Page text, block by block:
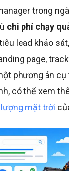
trong
chi phí chạy
lead khảo
page,
phương án cụ
có thể xem
mặt trời